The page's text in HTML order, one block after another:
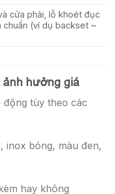
cửa phải, lỗ khoét đục
chuẩn (ví dụ backset ~
ảnh hưởng giá
động tùy theo các
inox bóng, màu đen,
hay không